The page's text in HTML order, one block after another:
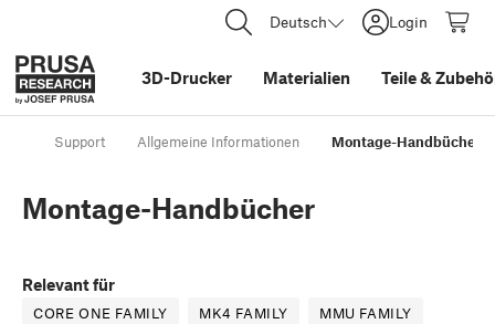
Deutsch Login
3D-Drucker Materialien Teile&
Support Allgemeine Informationen Montage-Handbücher
Montage-Handbücher
Relevant für
CORE ONE FAMILY MK4 FAMILY
MMU FAMILY